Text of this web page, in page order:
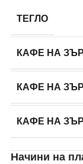
ТЕГЛО
КАФЕ НА
КАФЕ НА
КАФЕ НА
Начини на